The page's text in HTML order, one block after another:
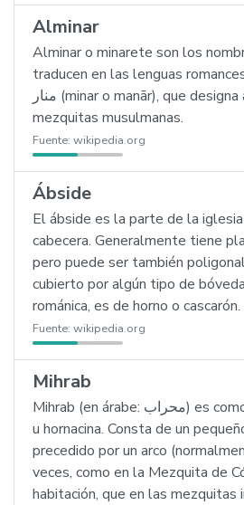
Alminar
Alminar o minarete son los
traducen en las lenguas
منار (minar o manār), que designa a las torres de las
mezquitas musulmanas.
Fuente: wikipedia.org
Ábside
El ábside es la parte de la
cabecera. Generalmente tiene
pero puede ser también
cubierto por algún tipo de
románica, es de horno o cascarón.
Fuente: wikipedia.org
Mihrab
Mihrab (en árabe: محراب) es como se designa un nicho
u hornacina. Consta de un
precedido por un arco
veces, como en la Mezquita de
habitación, que en las mezquitas